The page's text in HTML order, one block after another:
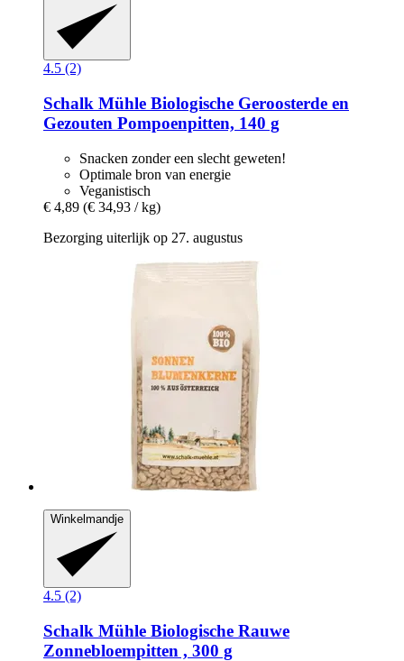
4.5 (2)
Schalk Mühle Biologische Geroosterde en
Gezouten Pompoenpitten, 140 g
Snacken zonder een slecht geweten!
Optimale bron van energie
Veganistisch
€ 4,89 (€ 34,93 / kg)
Bezorging uiterlijk op 27. augustus
Winkelmandje
4.5 (2)
Schalk Mühle Biologische Rauwe
Zonnebloempitten , 300 g